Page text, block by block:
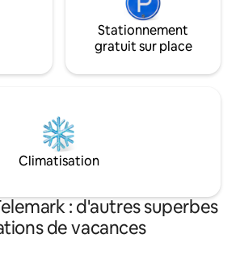
Stationnement
gratuit sur place
Climatisation
: d'autres superbes
de vacances